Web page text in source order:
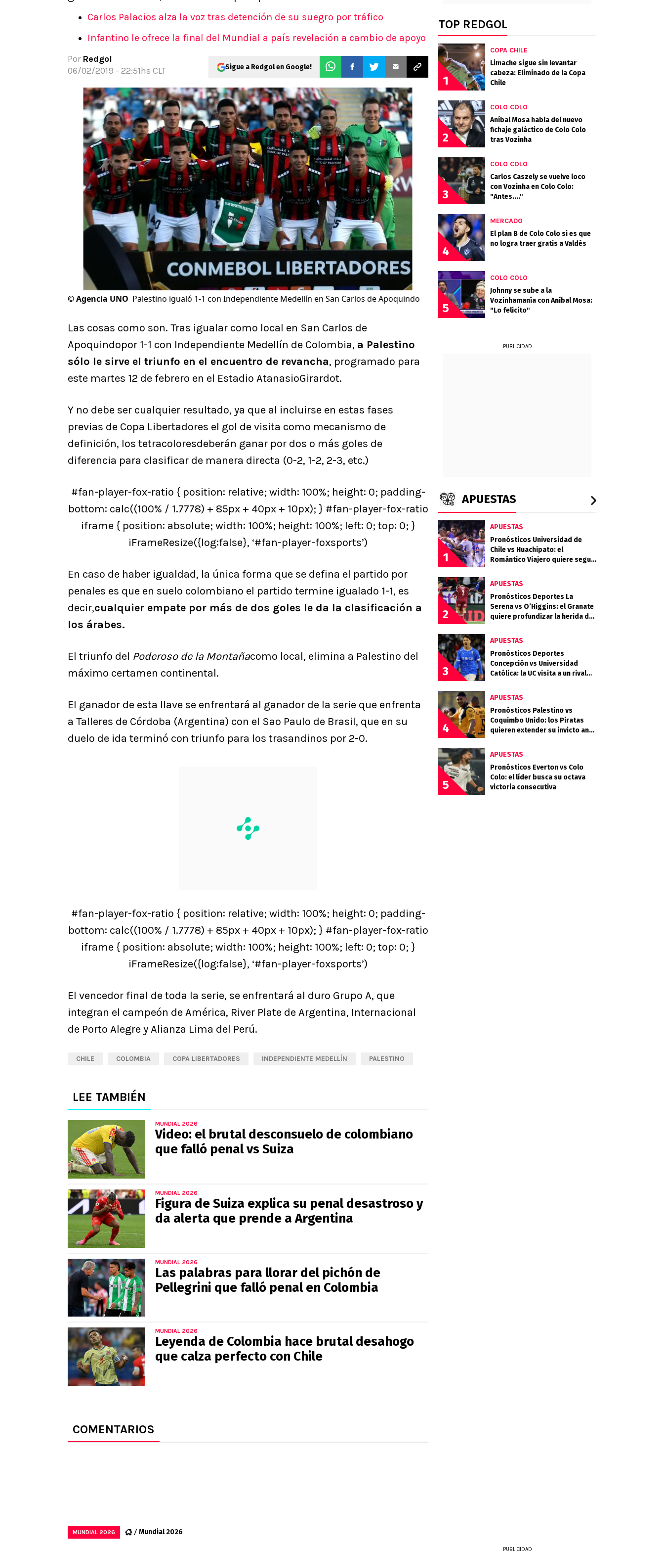
Pronósticos
Carlos Palacios alza la voz tras detención de su suegro por tráfico
Infantino le ofrece la final del Mundial a país revelación a cambio de apoyo
Por Redgol
06/02/2019 - 22:51hs CLT
Sigue a Redgol en Google!
©Agencia UNO Palestino igualó 1-1 con Independiente Medellín en San Carlos de Apoquindo
Las cosas como son. Tras igualar como local en San Carlos de
Apoquindopor 1-1 con Independiente Medellín de Colombia, a Palestino
sólo le sirve el triunfo en el encuentro de revancha, programado para
este martes 12 de febrero en el Estadio AtanasioGirardot.
Y no debe ser cualquier resultado, ya que al incluirse en estas fases
previas de Copa Libertadores el gol de visita como mecanismo de
definición, los tetracoloresdeberán ganar por dos o más goles de
diferencia para clasificar de manera directa (0-2, 1-2, 2-3, etc.)
#fan-player-fox-ratio { position: relative; width: 100%; height: 0; padding-
bottom: calc((100% / 1.7778) + 85px + 40px + 10px); } #fan-player-fox-ratio
iframe { position: absolute; width: 100%; height: 100%; left: 0; top: 0; }
iFrameResize({log:false}, ‘#fan-player-foxsports’)
En caso de haber igualdad, la única forma que se defina el partido por
penales es que en suelo colombiano el partido termine igualado 1-1, es
decir,cualquier empate por más de dos goles le da la clasificación a
los árabes.
El triunfo del Poderoso de la Montañacomo local, elimina a Palestino del
máximo certamen continental.
El ganador de esta llave se enfrentará al ganador de la serie que enfrenta
a Talleres de Córdoba (Argentina) con el Sao Paulo de Brasil, que en su
duelo de ida terminó con triunfo para los trasandinos por 2-0.
#fan-player-fox-ratio { position: relative; width: 100%; height: 0; padding-
bottom: calc((100% / 1.7778) + 85px + 40px + 10px); } #fan-player-fox-ratio
iframe { position: absolute; width: 100%; height: 100%; left: 0; top: 0; }
iFrameResize({log:false}, ‘#fan-player-foxsports’)
El vencedor final de toda la serie, se enfrentará al duro Grupo A, que
integran el campeón de América, River Plate de Argentina, Internacional
de Porto Alegre y Alianza Lima del Perú.
CHILE COLOMBIA COPA LIBERTADORES INDEPENDIENTE MEDELLÍN PALESTINO
LEE TAMBIÉN
MUNDIAL 2026
Video: el brutal desconsuelo de colombiano
que falló penal vs Suiza
MUNDIAL 2026
Figura de Suiza explica su penal desastroso y
da alerta que prende a Argentina
MUNDIAL 2026
Las palabras para llorar del pichón de
Pellegrini que falló penal en Colombia
MUNDIAL 2026
Leyenda de Colombia hace brutal desahogo
que calza perfecto con Chile
COMENTARIOS
TOP REDGOL
1
COPA CHILE
Limache sigue sin levantar
cabeza: Eliminado de la Copa
Chile
2
COLO COLO
Aníbal Mosa habla del nuevo
fichaje galáctico de Colo Colo
tras Vozinha
3
COLO COLO
Carlos Caszely se vuelve loco
con Vozinha en Colo Colo:
"Antes...."
4
MERCADO
El plan B de Colo Colo si es que
no logra traer gratis a Valdés
5
COLO COLO
Johnny se sube a la
Vozinhamanía con Aníbal Mosa:
"Lo felicito"
PUBLICIDAD
APUESTAS
1
APUESTAS
Pronósticos Universidad de
Chile vs Huachipato: el
Romántico Viajero quiere seguir
2
APUESTAS
Pronósticos Deportes La
Serena vs O’Higgins: el Granate
quiere profundizar la herida del
3
APUESTAS
Pronósticos Deportes
Concepción vs Universidad
Católica: la UC visita a un rival
4
APUESTAS
Pronósticos Palestino vs
Coquimbo Unido: los Piratas
quieren extender su invicto ante
5
APUESTAS
Pronósticos Everton vs Colo
Colo: el líder busca su octava
victoria consecutiva
MUNDIAL 2026 Mundial 2026
PUBLICIDAD